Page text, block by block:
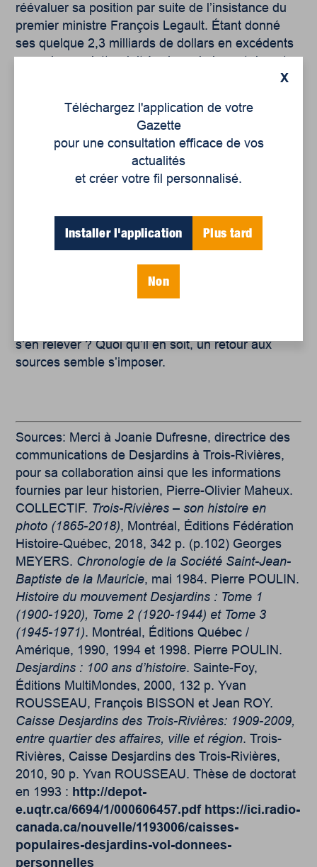
réévaluer sa position par suite de l’insistance du
premier ministre François Legault. Étant donné
ses quelque 2,3 milliards de dollars en excédents
annuels, on s’attendait à mieux de la part de notre
coopérative « numéro un ». Enfin, le 10 décembre
touchées par le vol de données privées chez
Desjardins – rendu public en juin 2019, alors que
les irrégularités étaient connues depuis
décembre 2018 après une transaction suspecte à
Laval – atteint maintenant six millions de
particuliers (4,2 millions) ainsi que 1,8 million de
personnes seulement détentrices d’une carte de
173 000 des 350 000 entreprises membres sont
s’en relever ? Quoi qu’il en soit, un retour aux
sources semble s’imposer.
Sources: Merci à Joanie Dufresne, directrice des
communications de Desjardins à Trois-Rivières,
pour sa collaboration ainsi que les informations
fournies par leur historien, Pierre-Olivier Maheux.
COLLECTIF. Trois-Rivières – son histoire en
photo (1865-2018), Montréal, Éditions Fédération
Histoire-Québec, 2018, 342 p. (p.102) Georges
MEYERS. Chronologie de la Société Saint-Jean-
Baptiste de la Mauricie, mai 1984. Pierre POULIN.
Histoire du mouvement Desjardins : Tome 1
(1900-1920), Tome 2 (1920-1944) et Tome 3
(1945-1971). Montréal, Éditions Québec /
Amérique, 1990, 1994 et 1998. Pierre POULIN.
Desjardins : 100 ans d’histoire. Sainte-Foy,
Éditions MultiMondes, 2000, 132 p. Yvan
ROUSSEAU, François BISSON et Jean ROY.
Caisse Desjardins des Trois-Rivières: 1909-2009,
entre quartier des affaires, ville et région. Trois-
Rivières, Caisse Desjardins des Trois-Rivières,
2010, 90 p. Yvan ROUSSEAU. Thèse de doctorat
en 1993 : http://depot-
e.uqtr.ca/6694/1/000606457.pdf https://ici.radio-
canada.ca/nouvelle/1193006/caisses-
populaires-desjardins-vol-donnees-
personnelles
X
Téléchargez l'application de votre
Gazette
pour une consultation efficace de vos
actualités
et créer votre fil personnalisé.
Installer l'application Plus tard
Non